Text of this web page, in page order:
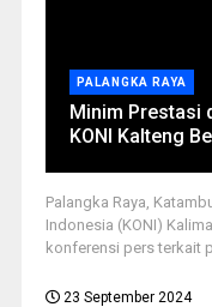
PALANGKA RAYA
Minim Prestasi
KONI Kalteng
Palangka Raya,
Indonesia (KONI)
konferensi pers terkait
23 September 2024